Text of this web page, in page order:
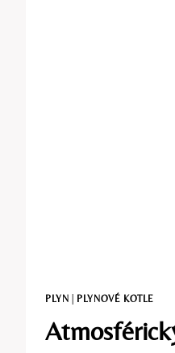
PLYN PLYNOVÉ KOTLE